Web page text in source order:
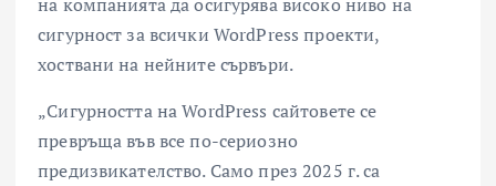
на компанията да осигурява високо ниво на
сигурност за всички WordPress проекти,
хоствани на нейните сървъри.
„Сигурността на WordPress сайтовете се
превръща във все по-сериозно
предизвикателство. Само през 2025 г. са